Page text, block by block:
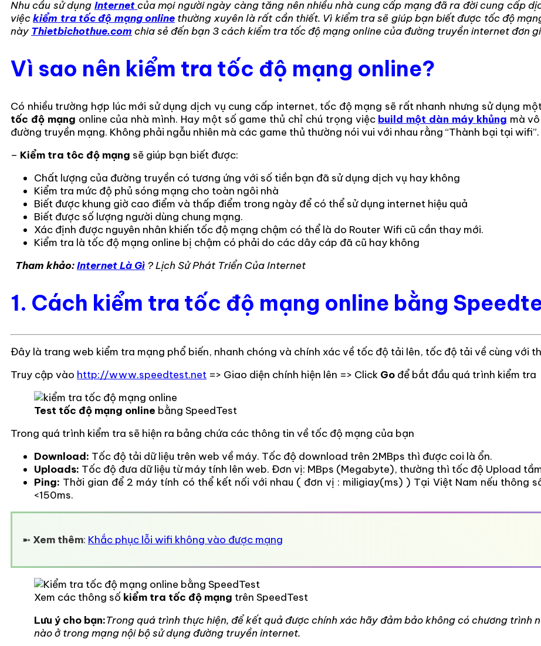
Nhu cầu sử dụng Internet của mọi người ngày càng tăng nên nhiều nhà cung cấp mạng đã ra đời cung cấp
việckiểm tra tốc độ mạng online thường xuyên là rất cần thiết. Vì kiểm tra sẽ giúp bạn biết được tốc độ
này Thietbichothue.com chia sẻ đến bạn 3 cách kiểm tra tốc độ mạng online của đường truyền internet đơn
Vì sao nên kiểm tra tốc độ mạng online?
Có nhiều trường hợp lúc mới sử dụng dịch vụ cung cấp internet, tốc độ mạng sẽ rất nhanh nhưng sử dụng
tốc độ mạng online của nhà mình. Hay một số game thủ chỉ chú trọng việc build một dàn máy khủng mà
đường truyền mạng. Không phải ngẫu nhiên mà các game thủ thường nói vui với nhau rằng “Thành bại tại wifi”.
– Kiểm tra tôc độ mạng sẽ giúp bạn biết được:
Chất lượng của đường truyền có tương ứng với số tiền bạn đã sử dụng dịch vụ hay không
Kiểm tra mức độ phủ sóng mạng cho toàn ngôi nhà
Biết được khung giờ cao điểm và thấp điểm trong ngày để có thể sử dụng internet hiệu quả
Biết được số lượng người dùng chung mạng.
Xác định được nguyên nhân khiến tốc độ mạng chậm có thể là do Router Wifi cũ cần thay mới.
Kiểm tra là tốc độ mạng online bị chậm có phải do các dây cáp đã cũ hay không
Tham khảo:Internet Là Gì ? Lịch Sử Phát Triển Của Internet
1. Cách kiểm tra tốc độ mạng online bằng
Đây là trang web kiểm tra mạng phổ biến, nhanh chóng và chính xác về tốc độ tải lên, tốc độ tải về cùng với
Truy cập vào http://www.speedtest.net => Giao diện chính hiện lên => Click Go để bắt đầu quá trình kiểm tra
Test tốc độ mạng online bằng SpeedTest
Trong quá trình kiểm tra sẽ hiện ra bảng chứa các thông tin về tốc độ mạng của bạn
Download: Tốc độ tải dữ liệu trên web về máy. Tốc độ download trên 2MBps thì được coi là ổn.
Uploads: Tốc độ đưa dữ liệu từ máy tính lên web. Đơn vị: MBps (Megabyte), thường thì tốc độ Upload
Ping: Thời gian để 2 máy tính có thể kết nối với nhau ( đơn vị : miligiay(ms) ) Tại Việt Nam nếu thông
<150ms.
➼ Xem thêm: Khắc phục lỗi wifi không vào được mạng
Xem các thông số kiểm tra tốc độ mạng trên SpeedTest
Lưu ý cho bạn:Trong quá trình thực hiện, để kết quả được chính xác hãy đảm bảo không có chương
nào ở trong mạng nội bộ sử dụng đường truyền internet.